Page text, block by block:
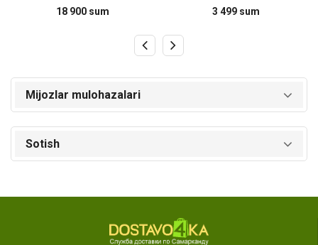
18 900 sum
3 499 sum
Mijozlar mulohazalari
Sotish